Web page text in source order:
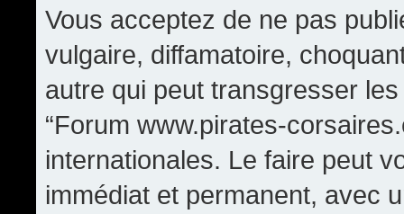
Vous acceptez de ne pas
vulgaire, diffamatoire,
autre qui peut transgresser
“Forum www.pirates-
internationales. Le faire peut
immédiat et permanent, avec